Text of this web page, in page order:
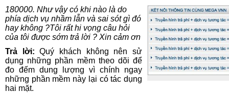
180000. Như vậy có khi nào là do
phía dịch vụ nhầm lẫn và sai sót gì đó
hay không ?Tôi rất hi vọng câu hỏi
của tôi được sớm trả lời ? Xin cảm ơn
Trả lời:
Quý khách không nên sử
dụng những phần mềm theo dõi để
đo đếm dung lượng vì chính ngay
những phần mềm này lại có tác dụng
hai mặt.